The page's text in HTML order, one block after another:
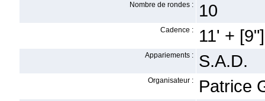
Nombre de rondes : 10
Cadence : 11' + [9"]
Appariements : S.A.D.
Organisateur : Patrice